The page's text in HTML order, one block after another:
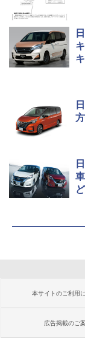
本サイトのご利用
広告掲載のご